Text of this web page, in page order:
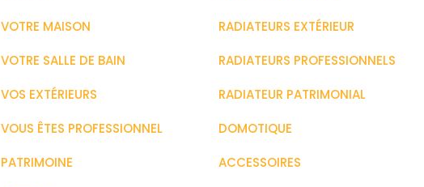
VOTRE MAISON
VOTRE SALLE DE BAIN
VOS EXTÉRIEURS
VOUS ÊTES PROFESSIONNEL
PATRIMOINE
RADIATEURS EXTÉRIEUR
RADIATEURS PROFESSIONNELS
RADIATEUR PATRIMONIAL
DOMOTIQUE
ACCESSOIRES